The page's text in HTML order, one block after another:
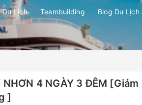
Du Lịch Teambuilding Blog Du Lịch
NHƠN 4 NGÀY 3 ĐÊM
]